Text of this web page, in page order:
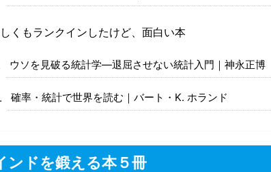
くもランクインしたけど、面白い本
ウソを見破る統計学―退屈させない統計入門｜神永正博
確率・統計で世界を読む｜バート・K. ホランド
ンドを鍛える本５冊